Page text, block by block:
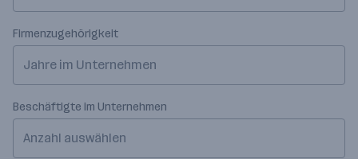
Firmenzugehörigkeit
Jahre im Unternehmen
Beschäftigte im Unternehmen
Anzahl auswählen